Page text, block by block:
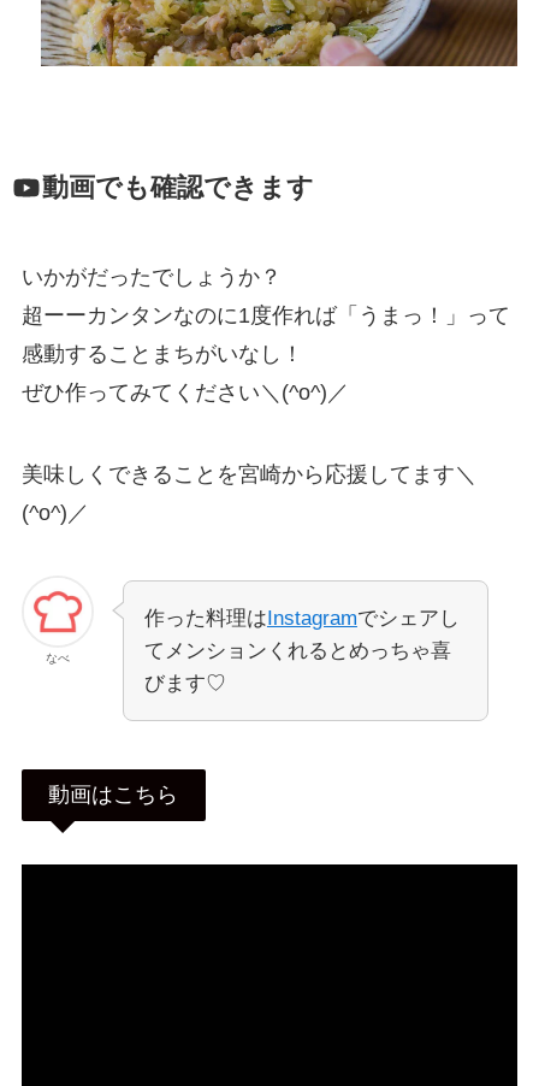
動画でも確認できます
いかがだったでしょうか？
超ーーカンタンなのに1度作れば「うまっ！」って
感動することまちがいなし！
ぜひ作ってみてください＼(^o^)／
美味しくできることを宮崎から応援してます＼
(^o^)／
なべ
作った料理はInstagramでシェアし
てメンションくれるとめっちゃ喜
びます♡
動画はこちら